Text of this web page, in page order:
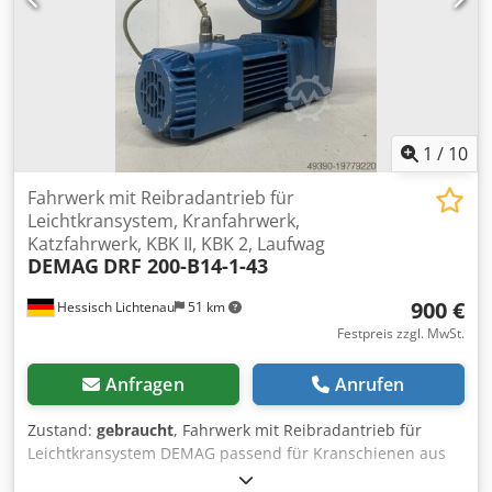
1 / 10
Hessisch Lichtenau 51 km
Fahrwerk mit Reibradantrieb für
Leichtkransystem, Kranfahrwerk,
Katzfahrwerk, KBK II, KBK 2, Laufwag
DEMAG DRF 200-B14-1-43
900 €
Festpreis zzgl. MwSt.
Anfragen Anrufen
Zustand: gebraucht, Fahrwerk mit Reibradantrieb für
Leichtkransystem DEMAG passend für Kranschienen aus
Systemprofilen Typ KBK 2 und KBK II L Typ: DRF 200-B14-1-